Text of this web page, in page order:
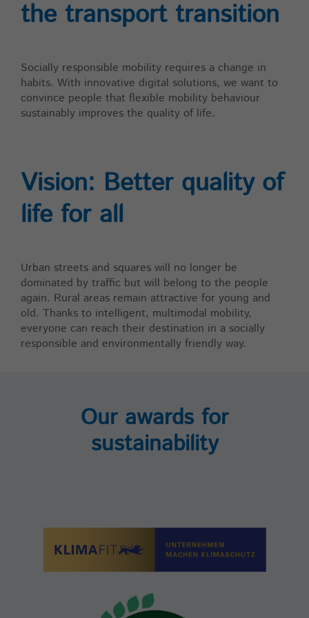
the transport transition
Socially responsible mobility requires a change in
habits. With innovative digital solutions, we want to
convince people that flexible mobility behaviour
sustainably improves the quality of life.
Vision: Better quality of
life for all
Urban streets and squares will no longer be
dominated by traffic but will belong to the people
again. Rural areas remain attractive for young and
old. Thanks to intelligent, multimodal mobility,
everyone can reach their destination in a socially
responsible and environmentally friendly way.
Our awards for
sustainability
Zweck
durch den Aufruf von:
_paq.push([‚rememberCookieConsentGiven‘,
Name matomo_ignore
highQ
Zweck Schließt das Tracking aus.
Name matomo_sessid
Laufzeit 14 Tage
Zweck Cookie der aktuellen Session